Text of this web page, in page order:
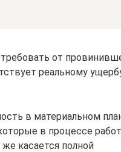
от
реальному
в материальном
в процессе
касается полной